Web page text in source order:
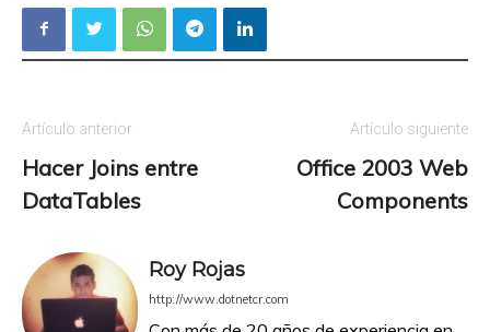
Artículo anterior
Hacer Joins entre
DataTables
Artículo siguiente
Office 2003 Web
Components
Roy Rojas
http://www.dotnetcr.com